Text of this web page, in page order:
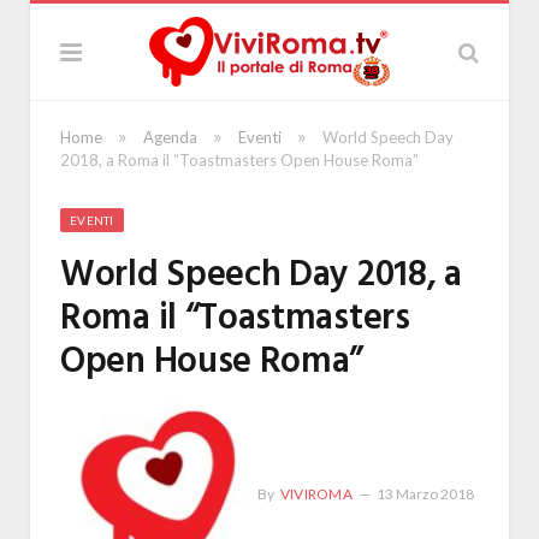
Home » Agenda » Eventi »
World Speech Day
2018, a Roma il “Toastmasters Open House Roma”
EVENTI
World Speech Day 2018, a
Roma il “Toastmasters
Open House Roma”
By VIVIROMA 13 Marzo 2018